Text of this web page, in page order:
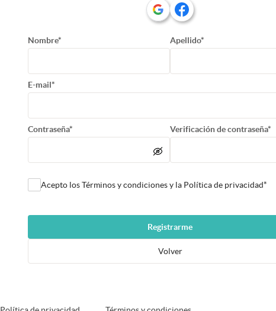
Nombre* Apellido*
E-mail*
Contraseña* Verificación de contraseña*
Acepto los Términos y condiciones y la Política de privacidad*
Registrarme
Volver